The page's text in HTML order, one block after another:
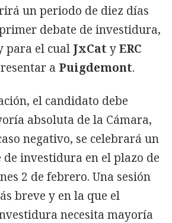
un periodo de diez días
debate de investidura,
para el cual JxCat yERC
a Puigdemont.
el candidato debe
absoluta de la Cámara,
negativo, se celebrará un
de investidura en el plazo de
2 de febrero. Una sesión
breve y en la que el
necesita mayoría